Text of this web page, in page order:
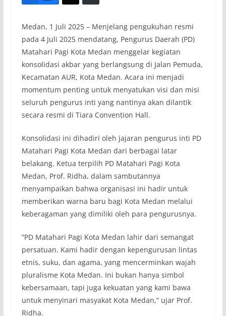
Medan, 1 Juli 2025 – Menjelang pengukuhan resmi
pada 4 Juli 2025 mendatang, Pengurus Daerah (PD)
Matahari Pagi Kota Medan menggelar kegiatan
konsolidasi akbar yang berlangsung di Jalan Pemuda,
Kecamatan AUR, Kota Medan. Acara ini menjadi
momentum penting untuk menyatukan visi dan misi
seluruh pengurus inti yang nantinya akan dilantik
secara resmi di Tiara Convention Hall.
Konsolidasi ini dihadiri oleh jajaran pengurus inti PD
Matahari Pagi Kota Medan dari berbagai latar
belakang. Ketua terpilih PD Matahari Pagi Kota
Medan, Prof. Ridha, dalam sambutannya
menyampaikan bahwa organisasi ini hadir untuk
memberikan warna baru bagi Kota Medan melalui
keberagaman yang dimiliki oleh para pengurusnya.
“PD Matahari Pagi Kota Medan lahir dari semangat
persatuan. Kami hadir dengan kepengurusan lintas
etnis, suku, dan agama, yang mencerminkan wajah
pluralisme Kota Medan. Ini bukan hanya simbol
kebersamaan, tapi juga kekuatan yang kami bawa
untuk menyinari masyakat Kota Medan,” ujar Prof.
Ridha.